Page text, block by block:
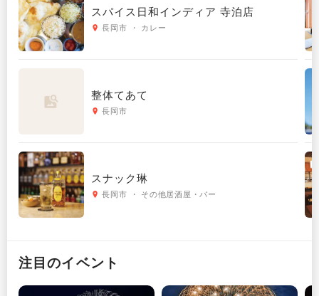
スパイス日和インディア 寺泊店
長岡市 ・ カレー
整体てあて
長岡市
スナック琳
長岡市 ・ その他居酒屋・バー
注目のイベント